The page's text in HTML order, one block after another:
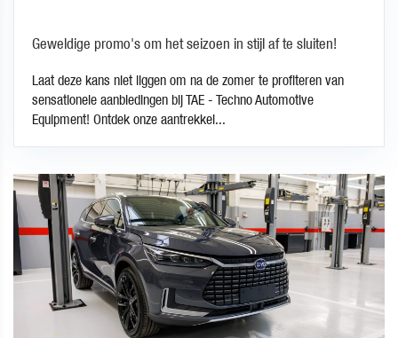
Geweldige promo's om het seizoen in stijl af te sluiten!
Laat deze kans niet liggen om na de zomer te profiteren van
sensationele aanbiedingen bij TAE - Techno Automotive
Equipment! Ontdek onze aantrekkel...